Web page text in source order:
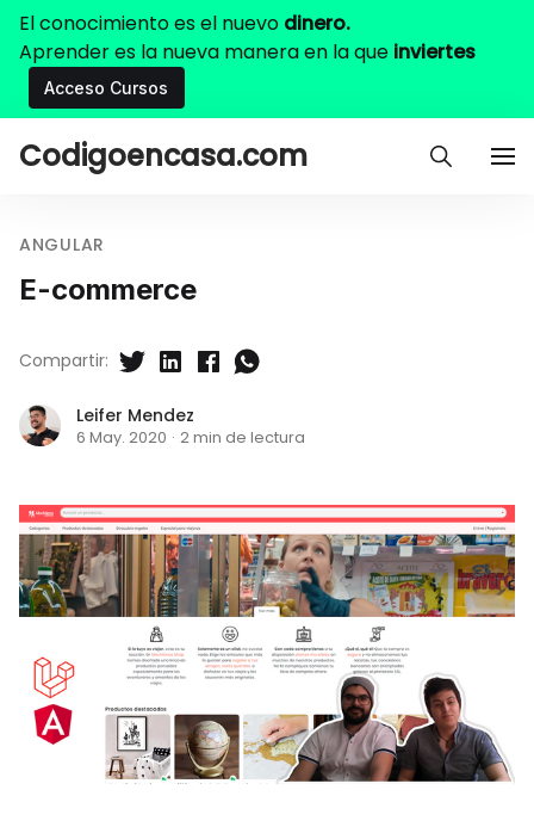
El conocimiento es el nuevo dinero.
Aprender es la nueva manera en la que inviertes
Acceso Cursos
Codigoencasa.com
ANGULAR
E-commerce
Leifer Mendez
6 May. 2020 · 2 min de lectura
Compartir: